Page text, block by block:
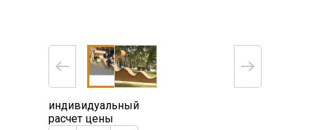
индивидуальный
расчет цены